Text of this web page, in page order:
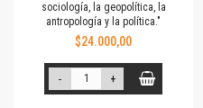
sociología, la geopolítica, la
antropología y la política."
$24.000,00
- +